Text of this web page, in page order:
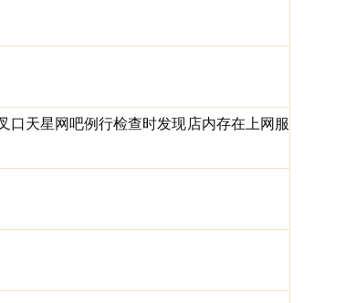
口天星网吧例行检查时发现店内存在上网服